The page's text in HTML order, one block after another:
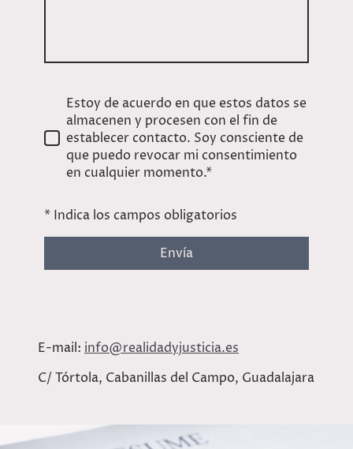
Estoy de acuerdo en que estos datos se
almacenen y procesen con el fin de
establecer contacto. Soy consciente de
que puedo revocar mi consentimiento
en cualquier momento.*
* Indica los campos obligatorios
Envía
E-mail: info@realidadyjusticia.es
C/ Tórtola, Cabanillas del Campo, Guadalajara